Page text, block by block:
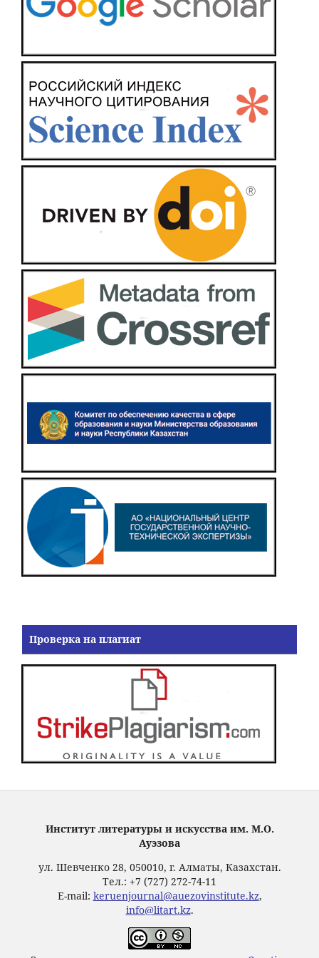
Проверка на плагиат
Институт литературы и искусства им. М.О.
Ауэзова
ул. Шевченко 28, 050010, г. Алматы, Казахстан.
Тел.: +7 (727) 272-74-11
E-mail: keruenjournal@auezovinstitute.kz,
info@litart.kz.